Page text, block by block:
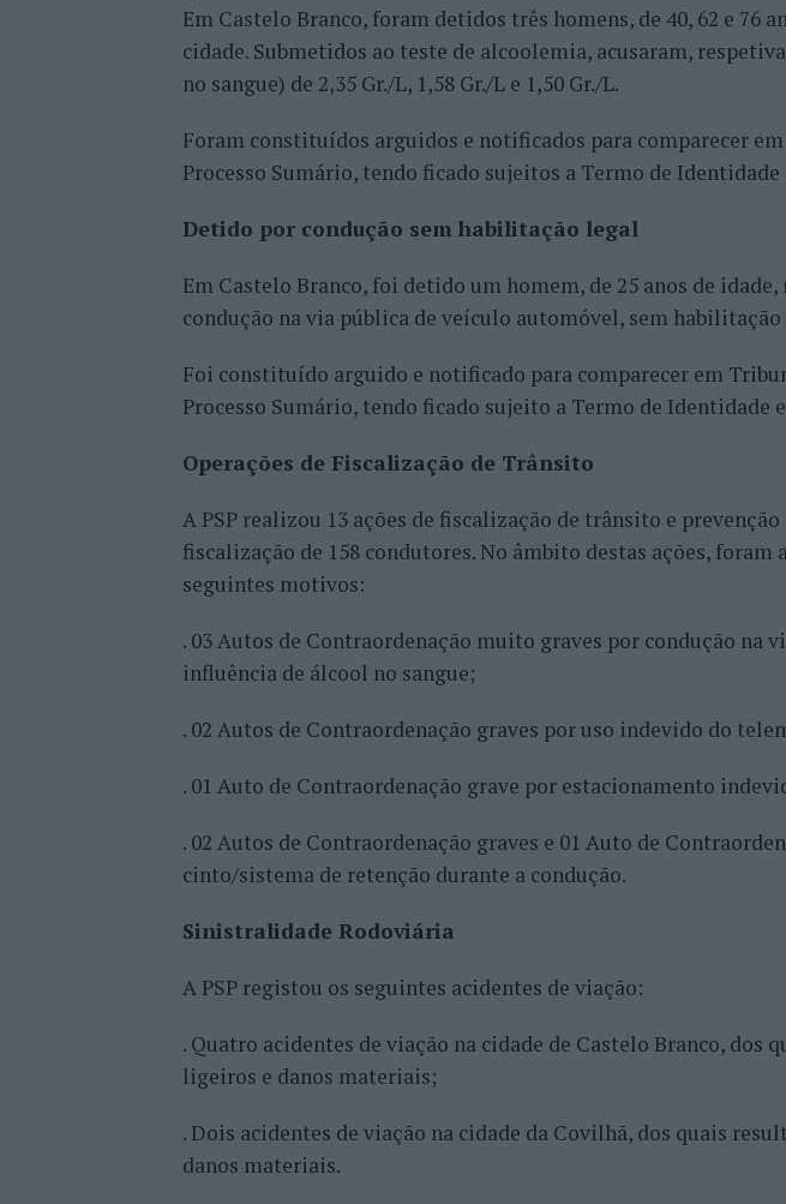
Em Castelo Branco, foram detidos três homens, de 40, 62 e 76
cidade. Submetidos ao teste de alcoolemia, acusaram,
no sangue) de 2,35 Gr./L, 1,58 Gr./L e 1,50 Gr./L.
Foram constituídos arguidos e notificados para comparecer
Processo Sumário, tendo ficado sujeitos a Termo de Identidade
Detido por condução sem habilitação legal
Em Castelo Branco, foi detido um homem, de 25 anos de
condução na via pública de veículo automóvel, sem
Foi constituído arguido e notificado para comparecer em
Processo Sumário, tendo ficado sujeito a Termo de Identidade
Operações de Fiscalização de Trânsito
A PSP realizou 13 ações de fiscalização de trânsito e
fiscalização de 158 condutores. No âmbito destas ações, foram
seguintes motivos:
. 03 Autos de Contraordenação muito graves por condução na
influência de álcool no sangue;
. 02 Autos de Contraordenação graves por uso indevido do
. 01 Auto de Contraordenação grave por estacionamento
. 02 Autos de Contraordenação graves e 01 Auto de
cinto/sistema de retenção durante a condução.
Sinistralidade Rodoviária
A PSP registou os seguintes acidentes de viação:
. Quatro acidentes de viação na cidade de Castelo Branco, dos
ligeiros e danos materiais;
. Dois acidentes de viação na cidade da Covilhã, dos quais
danos materiais.